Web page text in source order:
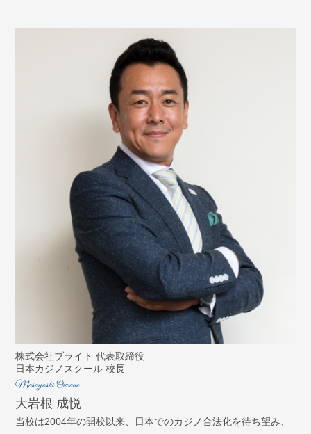
株式会社ブライト 代表取締役
日本カジノスクール 校長
Masayoshi Oiwane
大岩根 成悦
当校は2004年の開校以来、日本でのカジノ合法化を待ち望み、